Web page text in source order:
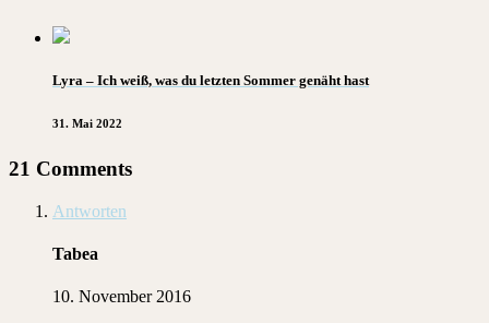
Lyra – Ich weiß, was du letzten Sommer genäht hast
31. Mai 2022
21 Comments
Antworten
Tabea
10. November 2016